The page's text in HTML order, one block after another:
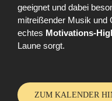
geeignet und dabei
mitreißender Musik und
echtes Motivations-
Laune sorgt.
ZUM KALENDER